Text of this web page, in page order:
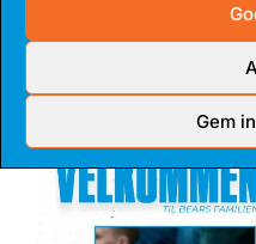
Gem
Anton Katholm har
for endnu en sæson.